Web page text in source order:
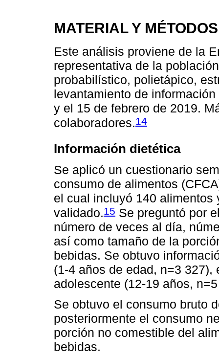
MATERIAL Y MÉTODOS
Este análisis proviene de la
representativa de la
probabilístico, polietápico,
levantamiento de
y el 15 de febrero de 2019.
colaboradores.14
Información dietética
Se aplicó un cuestionario
consumo de alimentos
el cual incluyó 140
validado.15 Se preguntó por
número de veces al día,
así como tamaño de la
bebidas. Se obtuvo
(1-4 años de edad, n=3 327),
adolescente (12-19 años,
Se obtuvo el consumo bruto
posteriormente el consumo
porción no comestible del
bebidas.